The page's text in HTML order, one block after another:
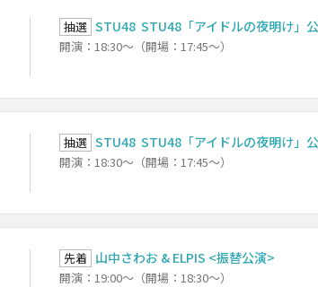
抽選 STU48 STU48「アイドルの夜明け」
開演：18:30～（開場：17:45～）
抽選 STU48 STU48「アイドルの夜明け」
開演：18:30～（開場：17:45～）
先着 山中さわお & ELPIS <振替公演>
開演：19:00～（開場：18:30～）